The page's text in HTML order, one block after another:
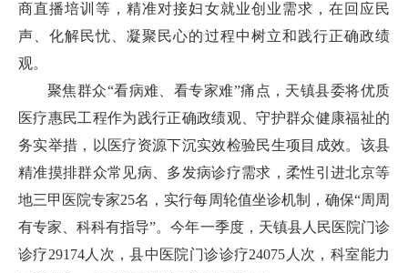
商直播培训等，精准对接妇女就业创业需求，在回应民
声、化解民忧、凝聚民心的过程中树立和践行正确政绩
观。
聚焦群众“看病难、看专家难”痛点，天镇县委将优质
医疗惠民工程作为践行正确政绩观、守护群众健康福祉的
务实举措，以医疗资源下沉实效检验民生项目成效。该县
精准摸排群众常见病、多发病诊疗需求，柔性引进北京等
地三甲医院专家25名，实行每周轮值坐诊机制，确保“周周
有专家、科科有指导”。今年一季度，天镇县人民医院门诊
诊疗29174人次，县中医院门诊诊疗24075人次，科室能力